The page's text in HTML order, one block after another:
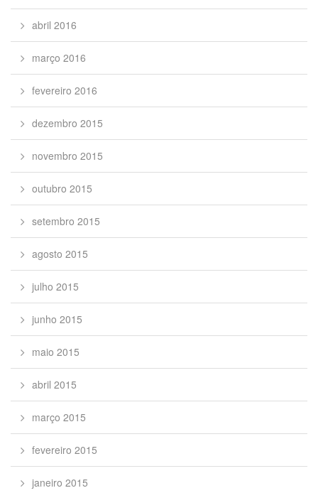
abril 2016
março 2016
fevereiro 2016
dezembro 2015
novembro 2015
outubro 2015
setembro 2015
agosto 2015
julho 2015
junho 2015
maio 2015
abril 2015
março 2015
fevereiro 2015
janeiro 2015